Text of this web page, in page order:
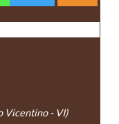
Vicentino - VI)